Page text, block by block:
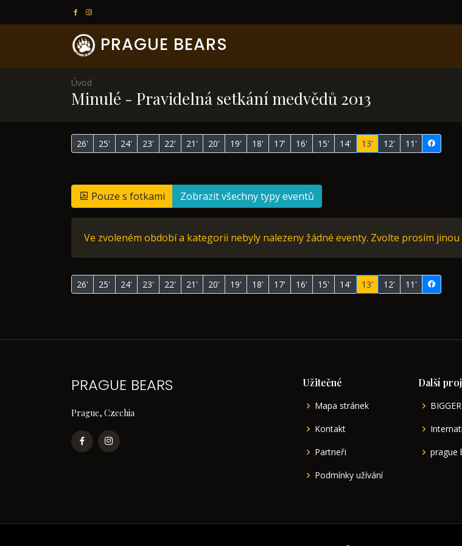
PRAGUE BEARS
Úvod
Minulé - Pravidelná setkání medvědů 2013
26' 25' 24' 23' 22' 21' 20' 19' 18' 17' 16' 15' 14' 13' 12' 11'
Pouze s fotkami Zobrazit všechny typy eventů
Ve zvoleném období a kategorii nebyly nalezeny žádné eventy. Zvolte prosím
26' 25' 24' 23' 22' 21' 20' 19' 18' 17' 16' 15' 14' 13' 12' 11'
PRAGUE BEARS
Prague, Czechia
Užitečné
Mapa stránek
Kontakt
Partneři
Podmínky užívání
Další
prague